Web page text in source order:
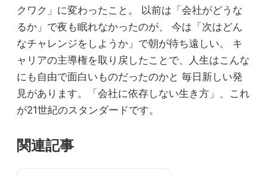
クワク」に変わったこと。 以前は「会社がどうな
るか」で夜も眠れなかったのが、 今は「次はどん
なチャレンジをしようか」で朝が待ち遠しい。 キ
ャリアの主導権を取り戻したことで、人生はこんな
にも自由で面白いものだったのかと 毎日新しい発
見があります。「会社に依存しない生き方」、これ
が21世紀のスタンダードです。
関連記事